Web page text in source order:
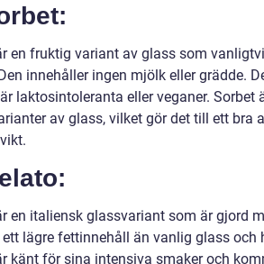
en fruktig variant av glass som
innehåller ingen mjölk eller grädde.
laktosintoleranta eller veganer. Sorbet
av glass, vilket gör det till ett bra
en italiensk glassvariant som är gjord
ett lägre fettinnehåll än vanlig glass och
känt för sina intensiva smaker och